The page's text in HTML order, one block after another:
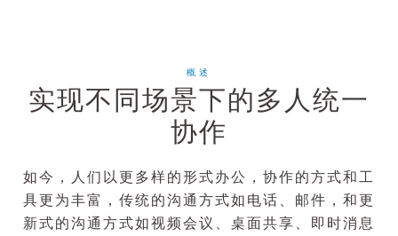
概述
实现不同场景下的多人统一
协作
如今，人们以更多样的形式办公，协作的方式和工
具更为丰富，传统的沟通方式如电话、邮件，和更
新式的沟通方式如视频会议、桌面共享、即时消息